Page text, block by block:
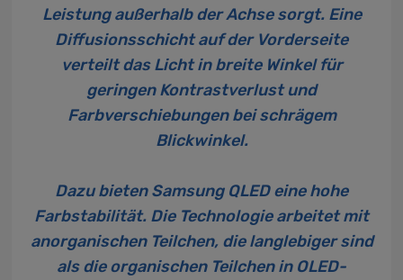
Leistung außerhalb der Achse sorgt. Eine
Diffusionsschicht auf der Vorderseite
verteilt das Licht in breite Winkel für
geringen Kontrastverlust und
Farbverschiebungen bei schrägem
Blickwinkel.
Dazu bieten Samsung QLEDeine hohe
Farbstabilität. Die Technologie arbeitet mit
anorganischen Teilchen, die langlebiger sind
als die organischen Teilchen in OLED-